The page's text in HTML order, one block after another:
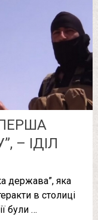
– ІДІЛ
держава”, яка
в столиці
були …